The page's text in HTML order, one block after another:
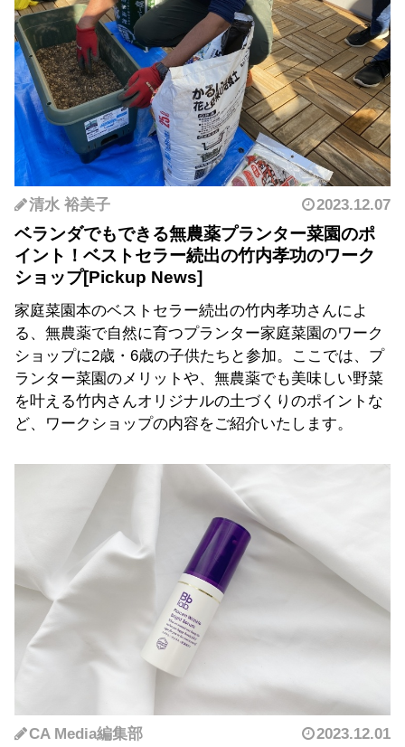
清水 裕美子 2023.12.07
ベランダでもできる無農薬プランター菜園のポ
イント！ベストセラー続出の竹内孝功のワーク
ショップ
家庭菜園本のベストセラー続出の竹内孝功さんによ
る、無農薬で自然に育つプランター家庭菜園のワーク
ショップに2歳・6歳の子供たちと参加。ここでは、プ
ランター菜園のメリットや、無農薬でも美味しい野菜
を叶える竹内さんオリジナルの土づくりのポイントな
ど、ワークショップの内容をご紹介いたします。
CA Media編集部 2023.12.01